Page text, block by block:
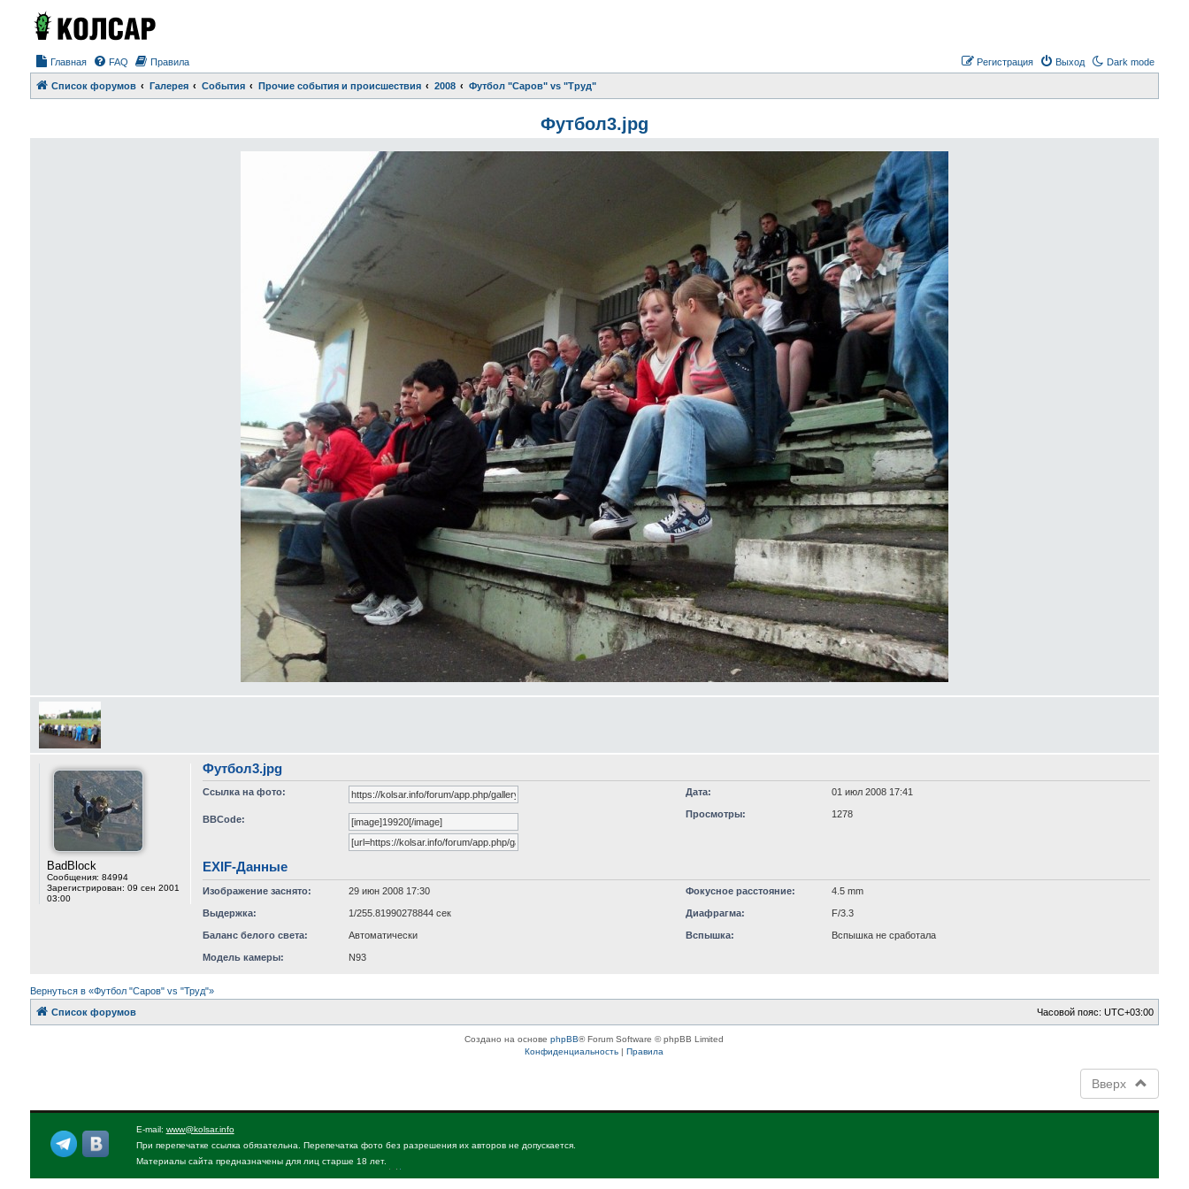
Главная Dark mode
FAQ Правила Выход
Регистрация
Список форумов Галерея События Прочие события и происшествия 2008 Футбол "Саров" vs "Труд"
Футбол3.jpg
BadBlock
Сообщения: 84994
Зарегистрирован: 09 сен 2001
03:00
Футбол3.jpg
Дата: 01 июл 2008 17:41
Ссылка на фото:
Просмотры: 1278
BBCode:
EXIF-Данные
Изображение заснято: 29 июн 2008 17:30 Фокусное расстояние: 4.5 mm
Выдержка: 1/255.81990278844 сек Диафрагма: F/3.3
Баланс белого света: Автоматически Вспышка: Вспышка не сработала
Модель камеры: N93
Вернуться в «Футбол "Саров" vs "Труд"»
Список форумов
Часовой пояс:UTC+03:00
Создано на основеphpBB® Forum Software © phpBB Limited
Конфиденциальность |Правила
Вверх
E-mail: www@kolsar.info
При перепечатке ссылка обязательна. Перепечатка фото без разрешения их авторов не допускается.
Материалы сайта предназначены для лиц старше 18 лет.